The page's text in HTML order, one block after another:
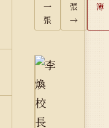
一
張
張
→
簿